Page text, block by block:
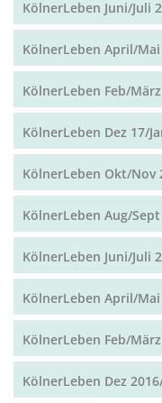
KölnerLeben Juni/Juli
KölnerLeben April/Mai
KölnerLeben Feb/
KölnerLeben Dez 17/
KölnerLeben Okt/Nov
KölnerLeben Aug/
KölnerLeben Juni/Juli
KölnerLeben April/Mai
KölnerLeben Feb/
KölnerLeben Dez